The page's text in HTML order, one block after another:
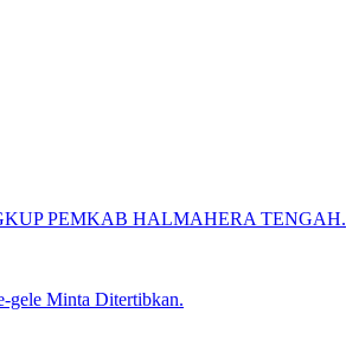
PEMKAB HALMAHERA TENGAH.
gele Minta Ditertibkan.